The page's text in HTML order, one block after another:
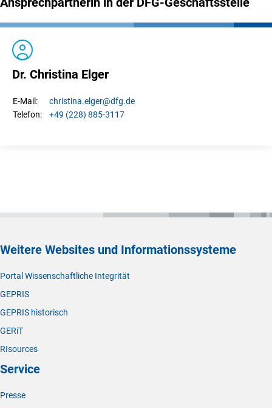
Dr. Christina Elger
E-Mail: christina.elger@dfg.de
Telefon:
+49 (228) 885-3117
Weitere Websites und Informationssysteme
Portal Wissenschaftliche Integrität
GEPRIS
GEPRIS historisch
GERiT
RIsources
Service
Presse